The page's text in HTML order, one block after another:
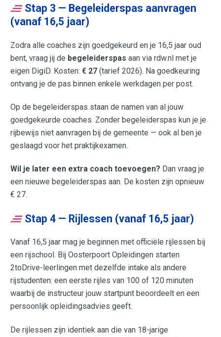
Stap 3 — Begeleiderspas aanvragen
(vanaf 16,5 jaar)
Zodra alle coaches zijn goedgekeurd en je 16,5 jaar oud
bent, vraag jij de begeleiderspas aan via rdw.nl met je
eigen DigiD. Kosten:€ 27 (tarief 2026). Na goedkeuring
ontvang je de pas binnen enkele werkdagen per post.
Op de begeleiderspas staan de namen van al jouw
goedgekeurde coaches. Zonder begeleiderspas kun je je
rijbewijs niet aanvragen bij de gemeente — ook al ben je
geslaagd voor het praktijkexamen.
Wil je later een extra coach toevoegen? Dan vraag je
een nieuwe begeleiderspas aan. De kosten zijn opnieuw
€ 27.
Stap 4 — Rijlessen (vanaf 16,5 jaar)
Vanaf 16,5 jaar mag je beginnen met officiële rijlessen bij
een rijschool. Bij Oosterpoort Opleidingen starten
2toDrive-leerlingen met dezelfde intake als andere
rijstudenten: een eerste rijles van 100 of 120 minuten
waarbij de instructeur jouw startpunt beoordeelt en een
persoonlijk opleidingsadvies geeft.
De rijlessen zijn identiek aan die van 18-jarige